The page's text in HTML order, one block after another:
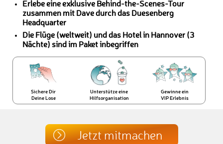
Erlebe eine exklusive Behind-the-Scenes-Tour
zusammen mit Dave durch das Duesenberg
Headquarter
Die Flüge (weltweit) und das Hotel in Hannover (3
Nächte) sind im Paket inbegriffen
Sichere Dir
Deine Lose
Unterstütze eine
Hilfsorganisation
Gewinne ein
VIP Erlebnis
Jetzt mitmachen